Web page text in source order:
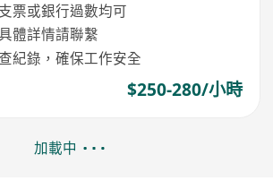
票或銀行過數均可
體詳情請聯繫
紀錄，確保工作安全
$250-280/小時
加載中